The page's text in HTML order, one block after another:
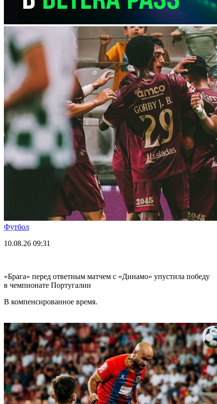
Футбол
10.08.26 09:31
«Брага» перед ответным матчем с «Динамо» упустила победу
в чемпионате Португалии
В компенсированное время.